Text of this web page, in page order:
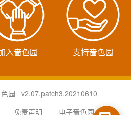
入啬色园 支持啬色园
园 v2.07.patch3.20210610
免责声明 电子啬色园